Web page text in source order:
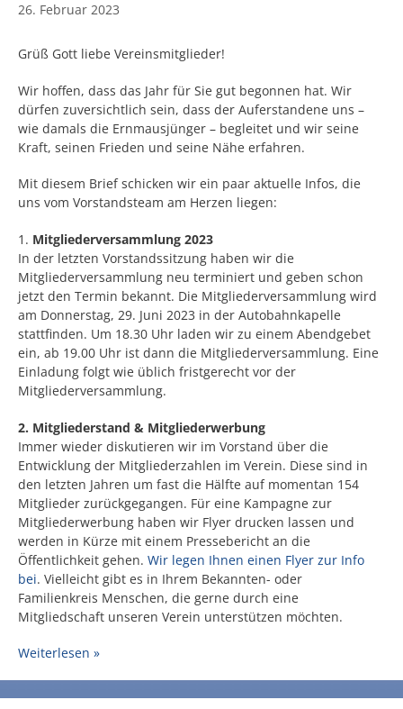
26. Februar 2023
Grüß Gott liebe Vereinsmitglieder!
Wir hoffen, dass das Jahr für Sie gut begonnen hat. Wir
dürfen zuversichtlich sein, dass der Auferstandene uns –
wie damals die Ernmausjünger – begleitet und wir seine
Kraft, seinen Frieden und seine Nähe erfahren.
Mit diesem Brief schicken wir ein paar aktuelle Infos, die
uns vom Vorstandsteam am Herzen liegen:
1. Mitgliederversammlung 2023
In der letzten Vorstandssitzung haben wir die
Mitgliederversammlung neu terminiert und geben schon
jetzt den Termin bekannt. Die Mitgliederversammlung wird
am Donnerstag, 29. Juni 2023 in der Autobahnkapelle
stattfinden. Um 18.30 Uhr laden wir zu einem Abendgebet
ein, ab 19.00 Uhr ist dann die Mitgliederversammlung. Eine
Einladung folgt wie üblich fristgerecht vor der
Mitgliederversammlung.
2. Mitgliederstand & Mitgliederwerbung
Immer wieder diskutieren wir im Vorstand über die
Entwicklung der Mitgliederzahlen im Verein. Diese sind in
den letzten Jahren um fast die Hälfte auf momentan 154
Mitglieder zurückgegangen. Für eine Kampagne zur
Mitgliederwerbung haben wir Flyer drucken lassen und
werden in Kürze mit einem Pressebericht an die
Öffentlichkeit gehen. Wir legen Ihnen einen Flyer zur Info
bei. Vielleicht gibt es in Ihrem Bekannten- oder
Familienkreis Menschen, die gerne durch eine
Mitgliedschaft unseren Verein unterstützen möchten.
Weiterlesen »